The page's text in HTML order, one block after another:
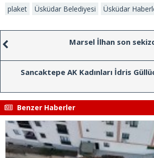
plaket
Üsküdar Belediyesi Üsküdar
Marsel İlhan son
Sancaktepe AK Kadınları İdris
Benzer Haberler